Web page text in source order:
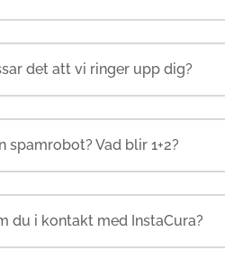
spamrobot? Vad blir 1+2?